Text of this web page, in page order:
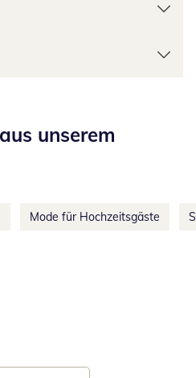
unserem
Mode für Hochzeitsgäste